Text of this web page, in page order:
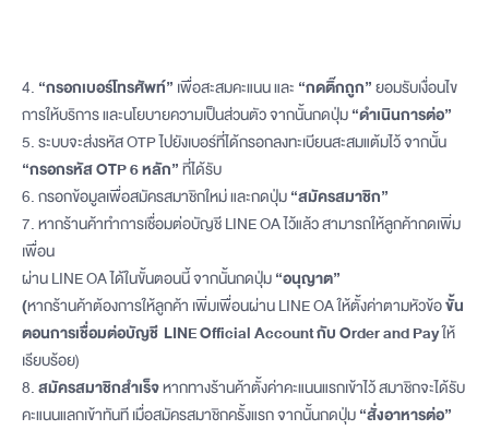
4. “กรอกเบอร์โทรศัพท์” เพื่อสะสมคะแนน และ “กดติ๊กถูก”ยอมรับเงื่อนไข
การให้บริการ และนโยบายความเป็นส่วนตัว จากนั้นกดปุ่ม“ดำเนินการต่อ”
5. ระบบจะส่งรหัส OTP ไปยังเบอร์ที่ได้กรอกลงทะเบียนสะสมแต้มไว้ จากนั้น
“กรอกรหัส OTP 6 หลัก”ที่ได้รับ
6.กรอกข้อมูลเพื่อสมัครสมาชิกใหม่ และกดปุ่ม“สมัครสมาชิก”
7. หากร้านค้าทำการเชื่อมต่อบัญชี LINE OA ไว้แล้ว สามารถให้ลูกค้ากดเพิ่ม
เพื่อน
ผ่าน LINE OA ได้ในขั้นตอนนี้ จากนั้นกดปุ่ม“อนุญาต”
(หากร้านค้าต้องการให้ลูกค้า เพิ่มเพื่อนผ่าน LINE OA ให้ตั้งค่าตามหัวข้อขั้น
ตอนการเชื่อมต่อบัญชี LINE Official Account กับ Order and Payให้
เรียบร้อย)
8.สมัครสมาชิกสำเร็จหากทางร้านค้าตั้งค่าคะแนนแรกเข้าไว้ สมาชิกจะได้รับ
คะแนนแลกเข้าทันที เมื่อสมัครสมาชิกครั้งแรก จากนั้นกดปุ่ม“สั่งอาหารต่อ”